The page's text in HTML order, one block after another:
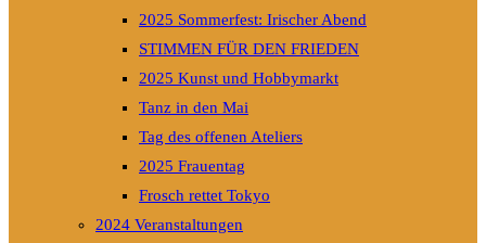
2025 Sommerfest: Irischer Abend
STIMMEN FÜR DEN FRIEDEN
2025 Kunst und Hobbymarkt
Tanz in den Mai
Tag des offenen Ateliers
2025 Frauentag
Frosch rettet Tokyo
2024 Veranstaltungen